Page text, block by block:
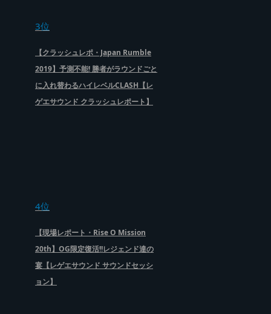
3位
【クラッシュレポ・Japan Rumble
2019】予測不能! 勝者がラウンドごと
に入れ替わるハイレベルCLASH【レ
ゲエサウンド クラッシュレポート】
4位
【現場レポート・Rise O Mission
20th】OG限定復活!!レジェンド達の
宴【レゲエサウンド サウンドセッシ
ョン】